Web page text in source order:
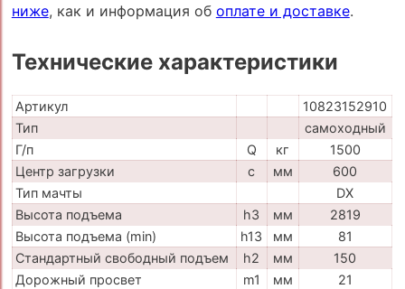
ниже, как и информация об оплате и доставке.
Технические характеристики
Артикул
10823152910
Тип
самоходный
Г/п
Q кг
1500
Центр загрузки
c мм
600
Тип мачты
DX
Высота подъема
h3 мм
2819
Высота подъема (min)
h13 мм
81
Стандартный свободный подъем
h2 мм
150
Дорожный просвет
m1 мм 21